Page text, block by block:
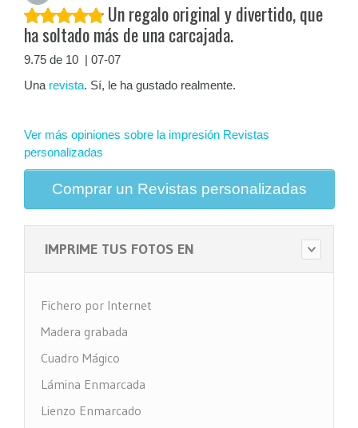
Un regalo original y divertido, que
ha soltado más de una carcajada.
9.75 de 10 | 07-07
Una revista. Sí, le ha gustado realmente.
Ver más opiniones sobre la impresión Revistas
personalizadas
Comprar un Revistas personalizadas
IMPRIME TUS FOTOS EN
Fichero por Internet
Madera grabada
Cuadro Mágico
Lámina Enmarcada
Lienzo Enmarcado